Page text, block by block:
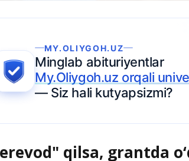
abituriyentlar
orqali universitet
hali kutyapsizmi?